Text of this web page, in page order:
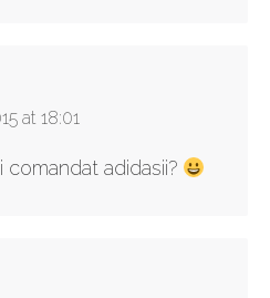
at 18:01
comandat adidasii?